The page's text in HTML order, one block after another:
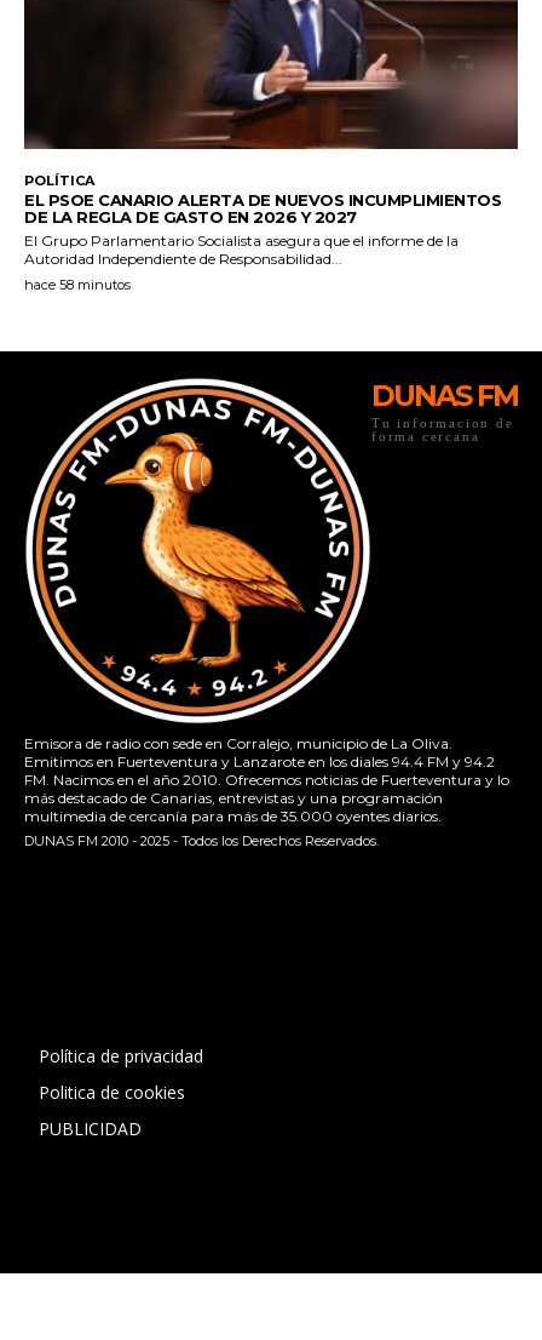
DUNAS FM
Tu informacion de
forma cercana
Emisora de radio con sede en Corralejo, municipio de La Oliva.
Emitimos en Fuerteventura y Lanzarote en los diales 94.4 FM y 94.2
FM. Nacimos en el año 2010. Ofrecemos noticias de Fuerteventura y lo
más destacado de Canarias, entrevistas y una programación
multimedia de cercanía para más de 35.000 oyentes diarios.
DUNAS FM 2010 - 2025 - Todos los Derechos Reservados.
Política de privacidad
Politica de cookies
PUBLICIDAD